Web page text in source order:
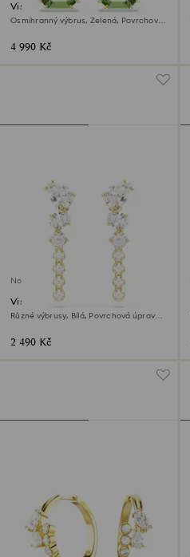
Visací náušnice Millenia
Osmihranný výbrus, Zelená, Povrchová
4 990 Kč
Novinka
Visací náušnice Mesmera
Různé výbrusy, Bílá, Povrchová úprava z
2 490 Kč